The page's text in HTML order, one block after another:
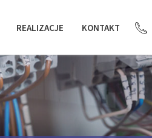
REALIZACJE KONTAKT